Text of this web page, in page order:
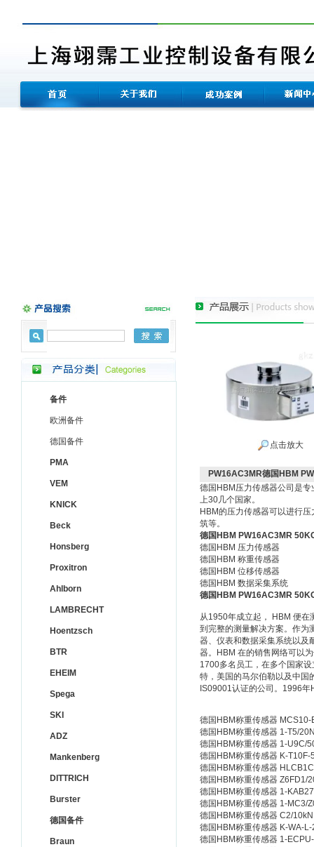
备件
欧洲备件
德国备件
PMA
VEM
KNICK
Beck
Honsberg
Proxitron
Ahlborn
LAMBRECHT
Hoentzsch
BTR
EHEIM
Spega
SKI
ADZ
Mankenberg
DITTRICH
Burster
德国备件
Braun
点击放大
PW16AC3MR德国HBM
德国HBM压力传感器公司是
上30几个国家。
HBM的压力传感器可以进行
筑等。
德国HBM PW16AC3MR
德国HBM 压力传感器
德国HBM 称重传感器
德国HBM 位移传感器
德国HBM 数据采集系统
德国HBM PW16AC3MR
从1950年成立起， HBM 便在
到完整的测量解决方案。作为
器、仪表和数据采集系统以及
器。HBM 在的销售网络可以
1700多名员工，在多个国家
特，美国的马尔伯勒以及中国
IS09001认证的公司。1996
德国HBM称重传感器 MCS10-
德国HBM称重传感器 1-T5/
德国HBM称重传感器 1-U9C/
德国HBM称重传感器 K-
德国HBM称重传感器
德国HBM称重传感器 Z6FD1/
德国HBM称重传感器 1-
德国HBM称重传感器 1-MC3/
德国HBM称重传感器 C2/10kN
德国HBM称重传感器 K-WA-
德国HBM称重传感器 1-